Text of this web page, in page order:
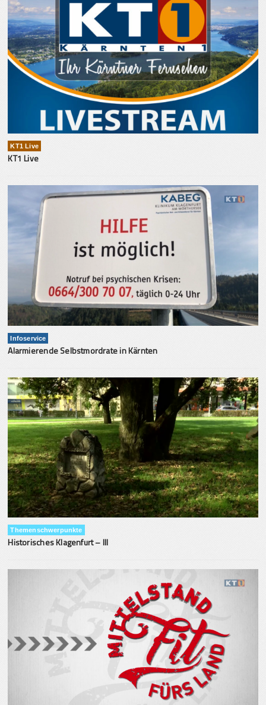
KT1 Live
KT1 Live
Infoservice
Alarmierende Selbstmordrate in Kärnten
Themenschwerpunkte
Historisches Klagenfurt – III